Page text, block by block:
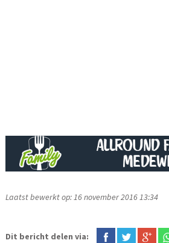
Laatst bewerkt op: 16 november 2016 13:34
Dit bericht delen via: